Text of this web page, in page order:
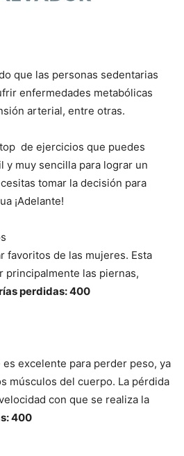
que las personas sedentarias
enfermedades metabólicas
arterial, entre otras.
de ejercicios que puedes
y muy sencilla para lograr un
tomar la decisión para
¡Adelante!
favoritos de las mujeres. Esta
principalmente las piernas,
perdidas: 400
excelente para perder peso, ya
músculos del cuerpo. La pérdida
con que se realiza la
400